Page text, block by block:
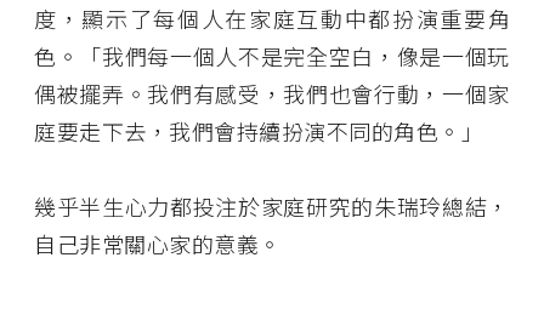
度，顯示了每個人在家庭互動中都扮演重要角
色。「我們每一個人不是完全空白，像是一個玩
偶被擺弄。我們有感受，我們也會行動，一個家
庭要走下去，我們會持續扮演不同的角色。」
幾乎半生心力都投注於家庭研究的朱瑞玲總結，
自己非常關心家的意義。